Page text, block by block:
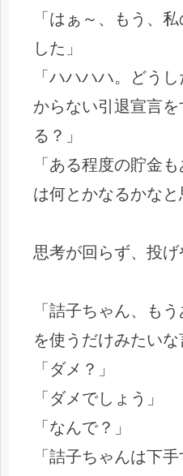
「はぁ～、もう、
した」
「ハハハハ。どう
からない引退宣言
る？」
「ある程度の貯金
は何とかなるかなと
思考が回らず、投げ
「詰子ちゃん、も
を使うだけみたいな
「ダメ？」
「ダメでしょう」
「なんで？」
「詰子ちゃんは下